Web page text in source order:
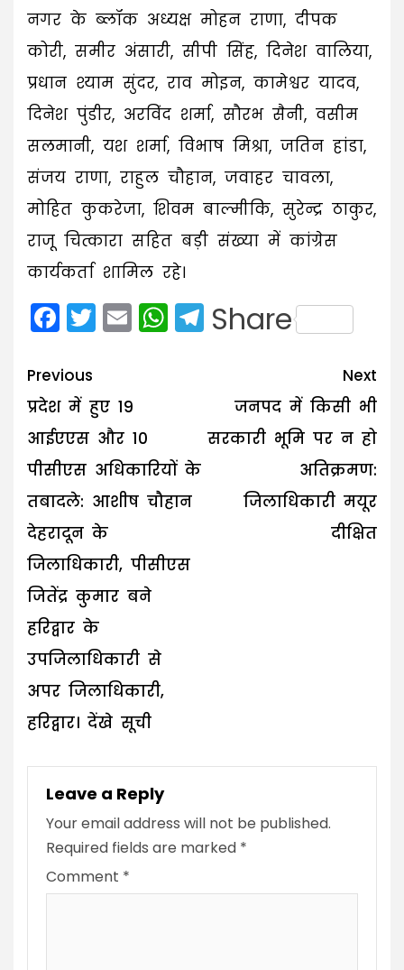
नगर के ब्लॉक अध्यक्ष मोहन राणा, दीपक
कोरी, समीर अंसारी, सीपी सिंह, दिनेश वालिया,
प्रधान श्याम सुंदर, राव मोइन, कामेश्वर यादव,
दिनेश पुंडीर, अरविंद शर्मा, सौरभ सैनी, वसीम
सलमानी, यश शर्मा, विभाष मिश्रा, जतिन हांडा,
संजय राणा, राहुल चौहान, जवाहर चावला,
मोहित कुकरेजा, शिवम बाल्मीकि, सुरेन्द्र ठाकुर,
राजू चित्कारा सहित बड़ी संख्या में कांग्रेस
कार्यकर्ता शामिल रहे।
Facebook
Twitter
EmailWhatsApp
Telegram
Share
Post
navigation
Previous
प्रदेश में हुए 19
आईएएस और 10
पीसीएस अधिकारियों के
तबादले: आशीष चौहान
देहरादून के
जिलाधिकारी, पीसीएस
जितेंद्र कुमार बने
हरिद्वार के
उपजिलाधिकारी से
अपर जिलाधिकारी,
हरिद्वार। देंखे सूची
Next
जनपद में किसी भी
सरकारी भूमि पर न हो
अतिक्रमण:
जिलाधिकारी मयूर
दीक्षित
Leave a Reply
Your email address will not be published.
Required fields are marked *
Comment *